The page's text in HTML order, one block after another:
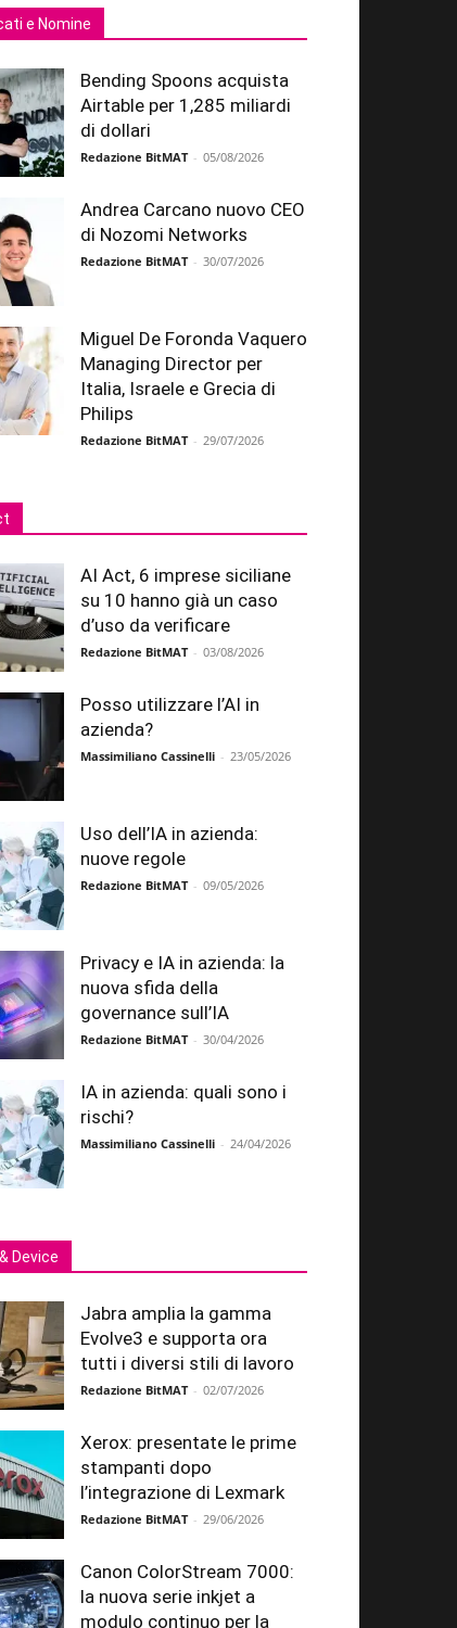
e Nomine
Bending Spoons acquista
Airtable per 1,285 miliardi
di dollari
Redazione BitMAT - 05/08/2026
Andrea Carcano nuovo CEO
di Nozomi Networks
Redazione BitMAT - 30/07/2026
Miguel De Foronda Vaquero
Managing Director per
Italia, Israele e Grecia di
Philips
Redazione BitMAT - 29/07/2026
AI Act, 6 imprese siciliane
su 10 hanno già un caso
d’uso da verificare
Redazione BitMAT - 03/08/2026
Posso utilizzare l’AI in
azienda?
Massimiliano Cassinelli - 23/05/2026
Uso dell’IA in azienda:
nuove regole
Redazione BitMAT - 09/05/2026
Privacy e IA in azienda: la
nuova sfida della
governance sull’IA
Redazione BitMAT - 30/04/2026
IA in azienda: quali sono i
rischi?
Massimiliano Cassinelli - 24/04/2026
Device
Jabra amplia la gamma
Evolve3 e supporta ora
tutti i diversi stili di lavoro
Redazione BitMAT - 02/07/2026
Xerox: presentate le prime
stampanti dopo
l’integrazione di Lexmark
Redazione BitMAT - 29/06/2026
Canon ColorStream 7000:
la nuova serie inkjet a
modulo continuo per la